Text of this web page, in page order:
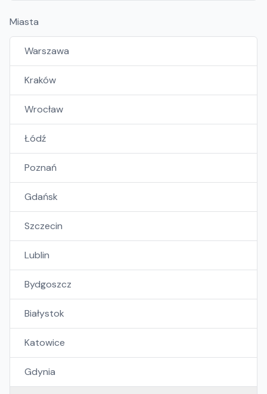
Miasta
Warszawa
Kraków
Wrocław
Łódź
Poznań
Gdańsk
Szczecin
Lublin
Bydgoszcz
Białystok
Katowice
Gdynia